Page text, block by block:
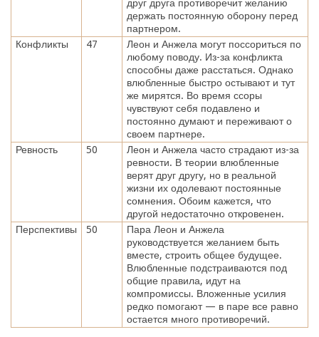
друг друга противоречит желанию
держать постоянную оборону перед
партнером.
Конфликты
47
Леон и Анжела могут поссориться по
любому поводу. Из-за конфликта
способны даже расстаться. Однако
влюбленные быстро остывают и тут
же мирятся. Во время ссоры
чувствуют себя подавлено и
постоянно думают и переживают о
своем партнере.
Ревность
50
Леон и Анжела часто страдают из-за
ревности. В теории влюбленные
верят друг другу, но в реальной
жизни их одолевают постоянные
сомнения. Обоим кажется, что
другой недостаточно откровенен.
Перспективы
50
Пара Леон и Анжела
руководствуется желанием быть
вместе, строить общее будущее.
Влюбленные подстраиваются под
общие правила, идут на
компромиссы. Вложенные усилия
редко помогают — в паре все равно
остается много противоречий.